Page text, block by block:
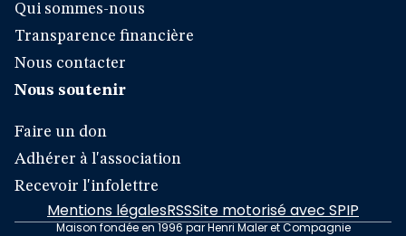
Qui sommes-nous
Transparence financière
Nous contacter
Nous soutenir
Faire un don
Adhérer à l'association
Recevoir l'infolettre
Mentions légalesRSSSite motorisé avec SPIP
Maison fondée en 1996 par Henri Maler et Compagnie